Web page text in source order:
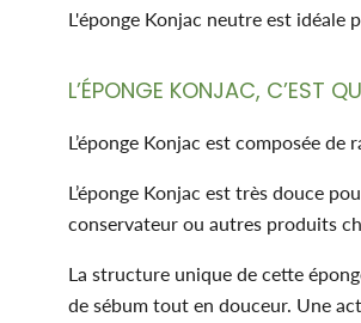
L'éponge Konjac neutre est idéale
L’ÉPONGE KONJAC, C’EST
L’éponge Konjac est composée
L’éponge Konjac est très douce
conservateur ou autres produits
La structure unique de cette
de sébum tout en douceur. Une